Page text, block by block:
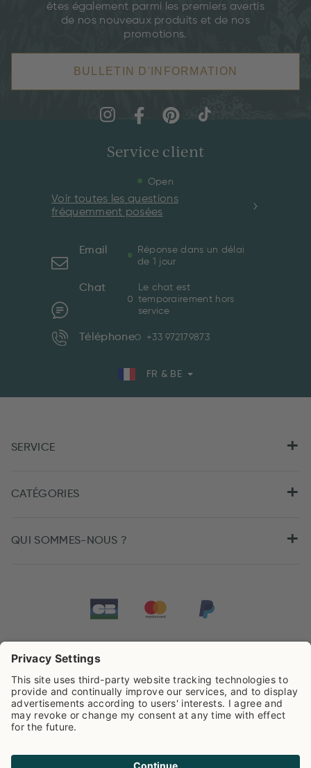
êtes également parmi les premiers avertis
de nos nouveaux produits et de nos
promotions.
BULLETIN D'INFORMATION
Service client
Open
Voir toutes les questions
fréquemment posées
Email
Réponse dans un délai
de 1 jour
Chat
Le chat est
temporairement hors
service
Téléphone +33 972179873
FR & BE
SERVICE
CATÉGORIES
QUI SOMMES-NOUS ?
sur la base de506Avis